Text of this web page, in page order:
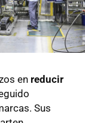
en reducir
Sus